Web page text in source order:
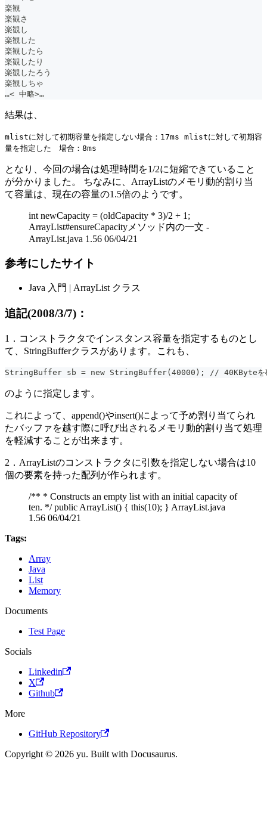
楽観
楽観さ
楽観し
楽観した
楽観したら
楽観したり
楽観したろう
楽観しちゃ
…< 中略>…
結果は、
mlistに対して初期容量を指定しない場合：17ms mlistに対して初期容
量を指定した 場合：8ms
となり、今回の場合は処理時間を1/2に短縮できていること
が分かりました。 ちなみに、ArrayListのメモリ動的割り当
て容量は、現在の容量の1.5倍のようです。
int newCapacity = (oldCapacity * 3)/2 + 1;
ArrayList#ensureCapacityメソッド内の一文 -
ArrayList.java 1.56 06/04/21
参考にしたサイト
Java 入門 | ArrayList クラス
追記(2008/3/7)：
1．コンストラクタでインスタンス容量を指定するものとし
て、StringBufferクラスがあります。これも、
StringBuffer sb = new StringBuffer(40000); // 40KByteを
のように指定します。
これによって、append()やinsert()によって予め割り当てられ
たバッファを越す際に呼び出されるメモリ動的割り当て処理
を軽減することが出来ます。
2．ArrayListのコンストラクタに引数を指定しない場合は10
個の要素を持った配列が作られます。
/** * Constructs an empty list with an initial capacity of
ten. */ public ArrayList() { this(10); } ArrayList.java
1.56 06/04/21
Tags:
Array
Java
List
Memory
Documents
Test Page
Socials
Linkedin
X
Github
More
GitHub Repository
Copyright © 2026 yu. Built with Docusaurus.